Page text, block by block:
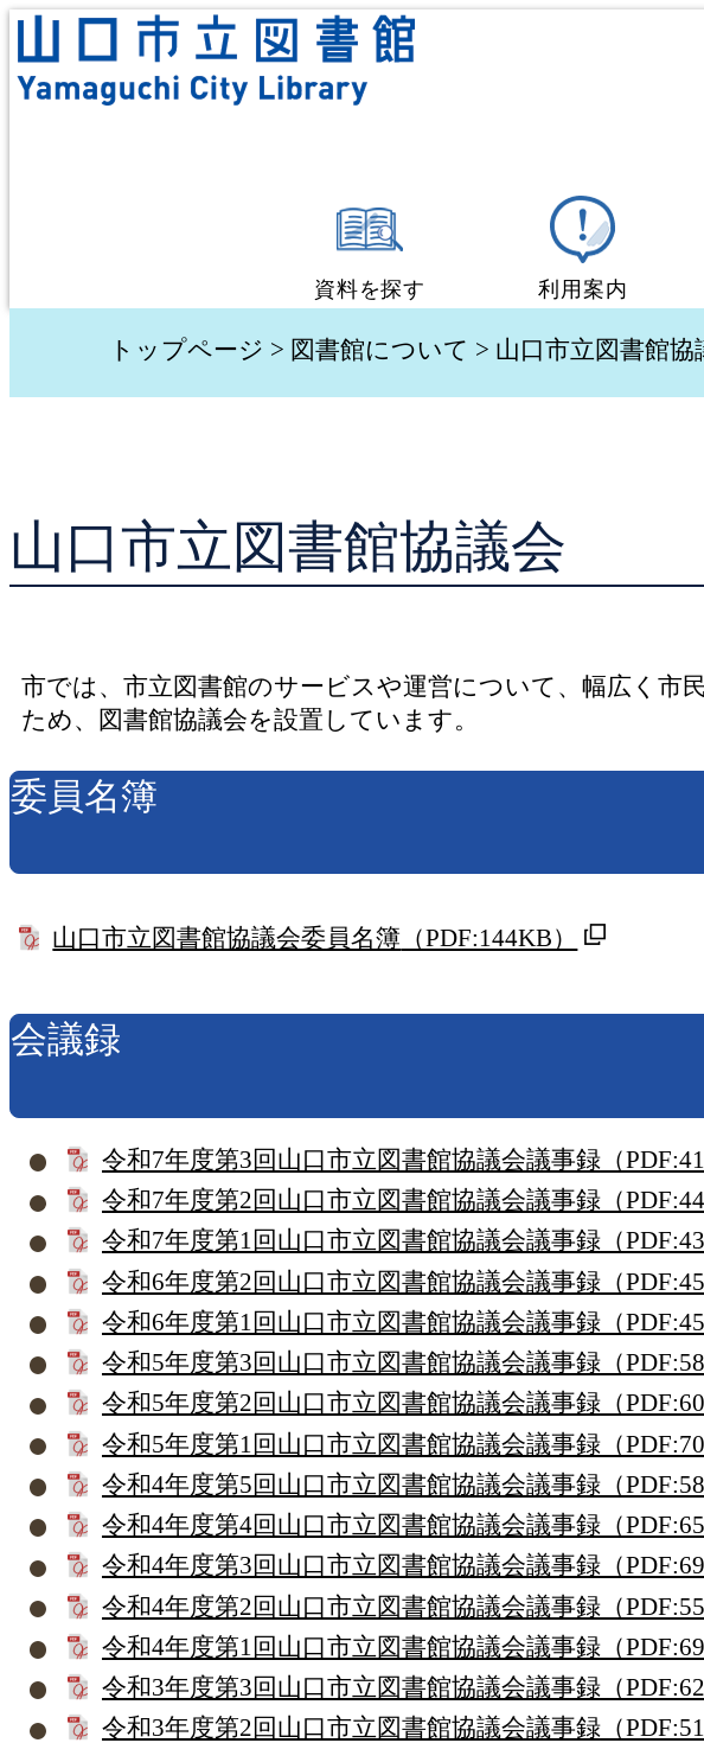
資料を探す
蔵書検索・予約
貸出ランキング
利用案内
図書館利
レファレン
好きなお
トップページ > 図書館について > 山口市立図書館協
山口市立図書館協議会
市では、市立図書館のサービスや運営について、幅広く市
ため、図書館協議会を設置しています。
委員名簿
山口市立図書館協議会委員名簿 （PDF:144KB）
会議録
令和7年度第3回山口市立図書館協議会議事録（
令和7年度第2回山口市立図書館協議会議事録（
令和7年度第1回山口市立図書館協議会議事録（
令和6年度第2回山口市立図書館協議会議事録（
令和6年度第1回山口市立図書館協議会議事録（
令和5年度第3回山口市立図書館協議会議事録（
令和5年度第2回山口市立図書館協議会議事録（
令和5年度第1回山口市立図書館協議会議事録（
令和4年度第5回山口市立図書館協議会議事録（
令和4年度第4回山口市立図書館協議会議事録（
令和4年度第3回山口市立図書館協議会議事録（
令和4年度第2回山口市立図書館協議会議事録（
令和4年度第1回山口市立図書館協議会議事録（
令和3年度第3回山口市立図書館協議会議事録（
令和3年度第2回山口市立図書館協議会議事録（